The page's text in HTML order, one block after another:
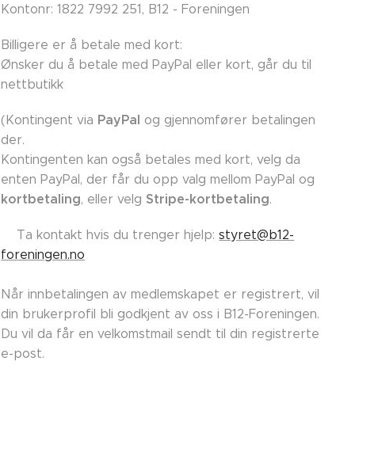
Kontonr: 1822 7992 251, B12 - Foreningen
Billigere er å betale med kort:
Ønsker du å betale med PayPal eller kort, går du til
nettbutikk
(Kontingent via PayPal og gjennomfører betalingen
der.
Kontingenten kan også betales med kort, velg da
enten PayPal, der får du opp valg mellom PayPal og
kortbetaling, eller velg Stripe-kortbetaling.
👉🏼Ta kontakt hvis du trenger hjelp:styret@b12-
foreningen.no
Når innbetalingen av medlemskapet er registrert, vil
din brukerprofil bli godkjent av oss i B12-Foreningen.
Du vil da får en velkomstmail sendt til din registrerte
e-post.